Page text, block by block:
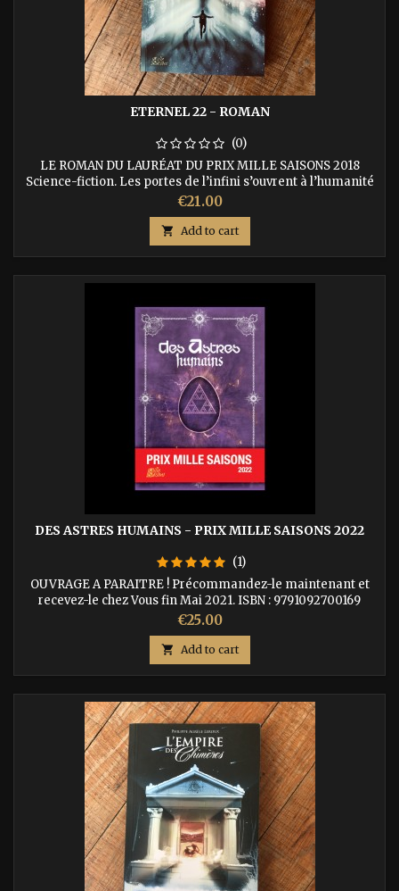
ETERNEL 22 - ROMAN
(0)
LE ROMAN DU LAURÉAT DU PRIX MILLE SAISONS 2018
Science-fiction. Les portes de l’infini s’ouvrent à l’humanité
lors d’un premier contact avec un dodécaèdre dont l’origine,
liée aux perceptions de notre espace-temps, se mêle à celle
de nos récits bibliques. ISBN : 9791092700121
Price
€21.00
 Add to cart
DES ASTRES HUMAINS - PRIX MILLE SAISONS 2022
(1)
OUVRAGE A PARAITRE ! Précommandez-le maintenant et
recevez-le chez Vous fin Mai 2021. ISBN : 9791092700169
Price
€25.00
 Add to cart